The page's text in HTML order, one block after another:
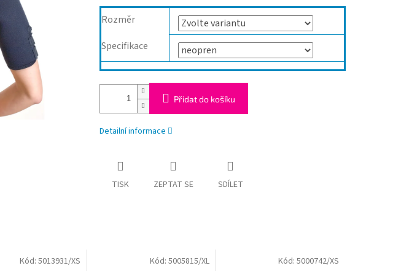
Rozměr
Specifikace
Přidat do košíku
Detailní informace
TISK ZEPTAT SE SDÍLET
Kód: 5013931/XS Kód:5005815/XL Kód: 5000742/XS